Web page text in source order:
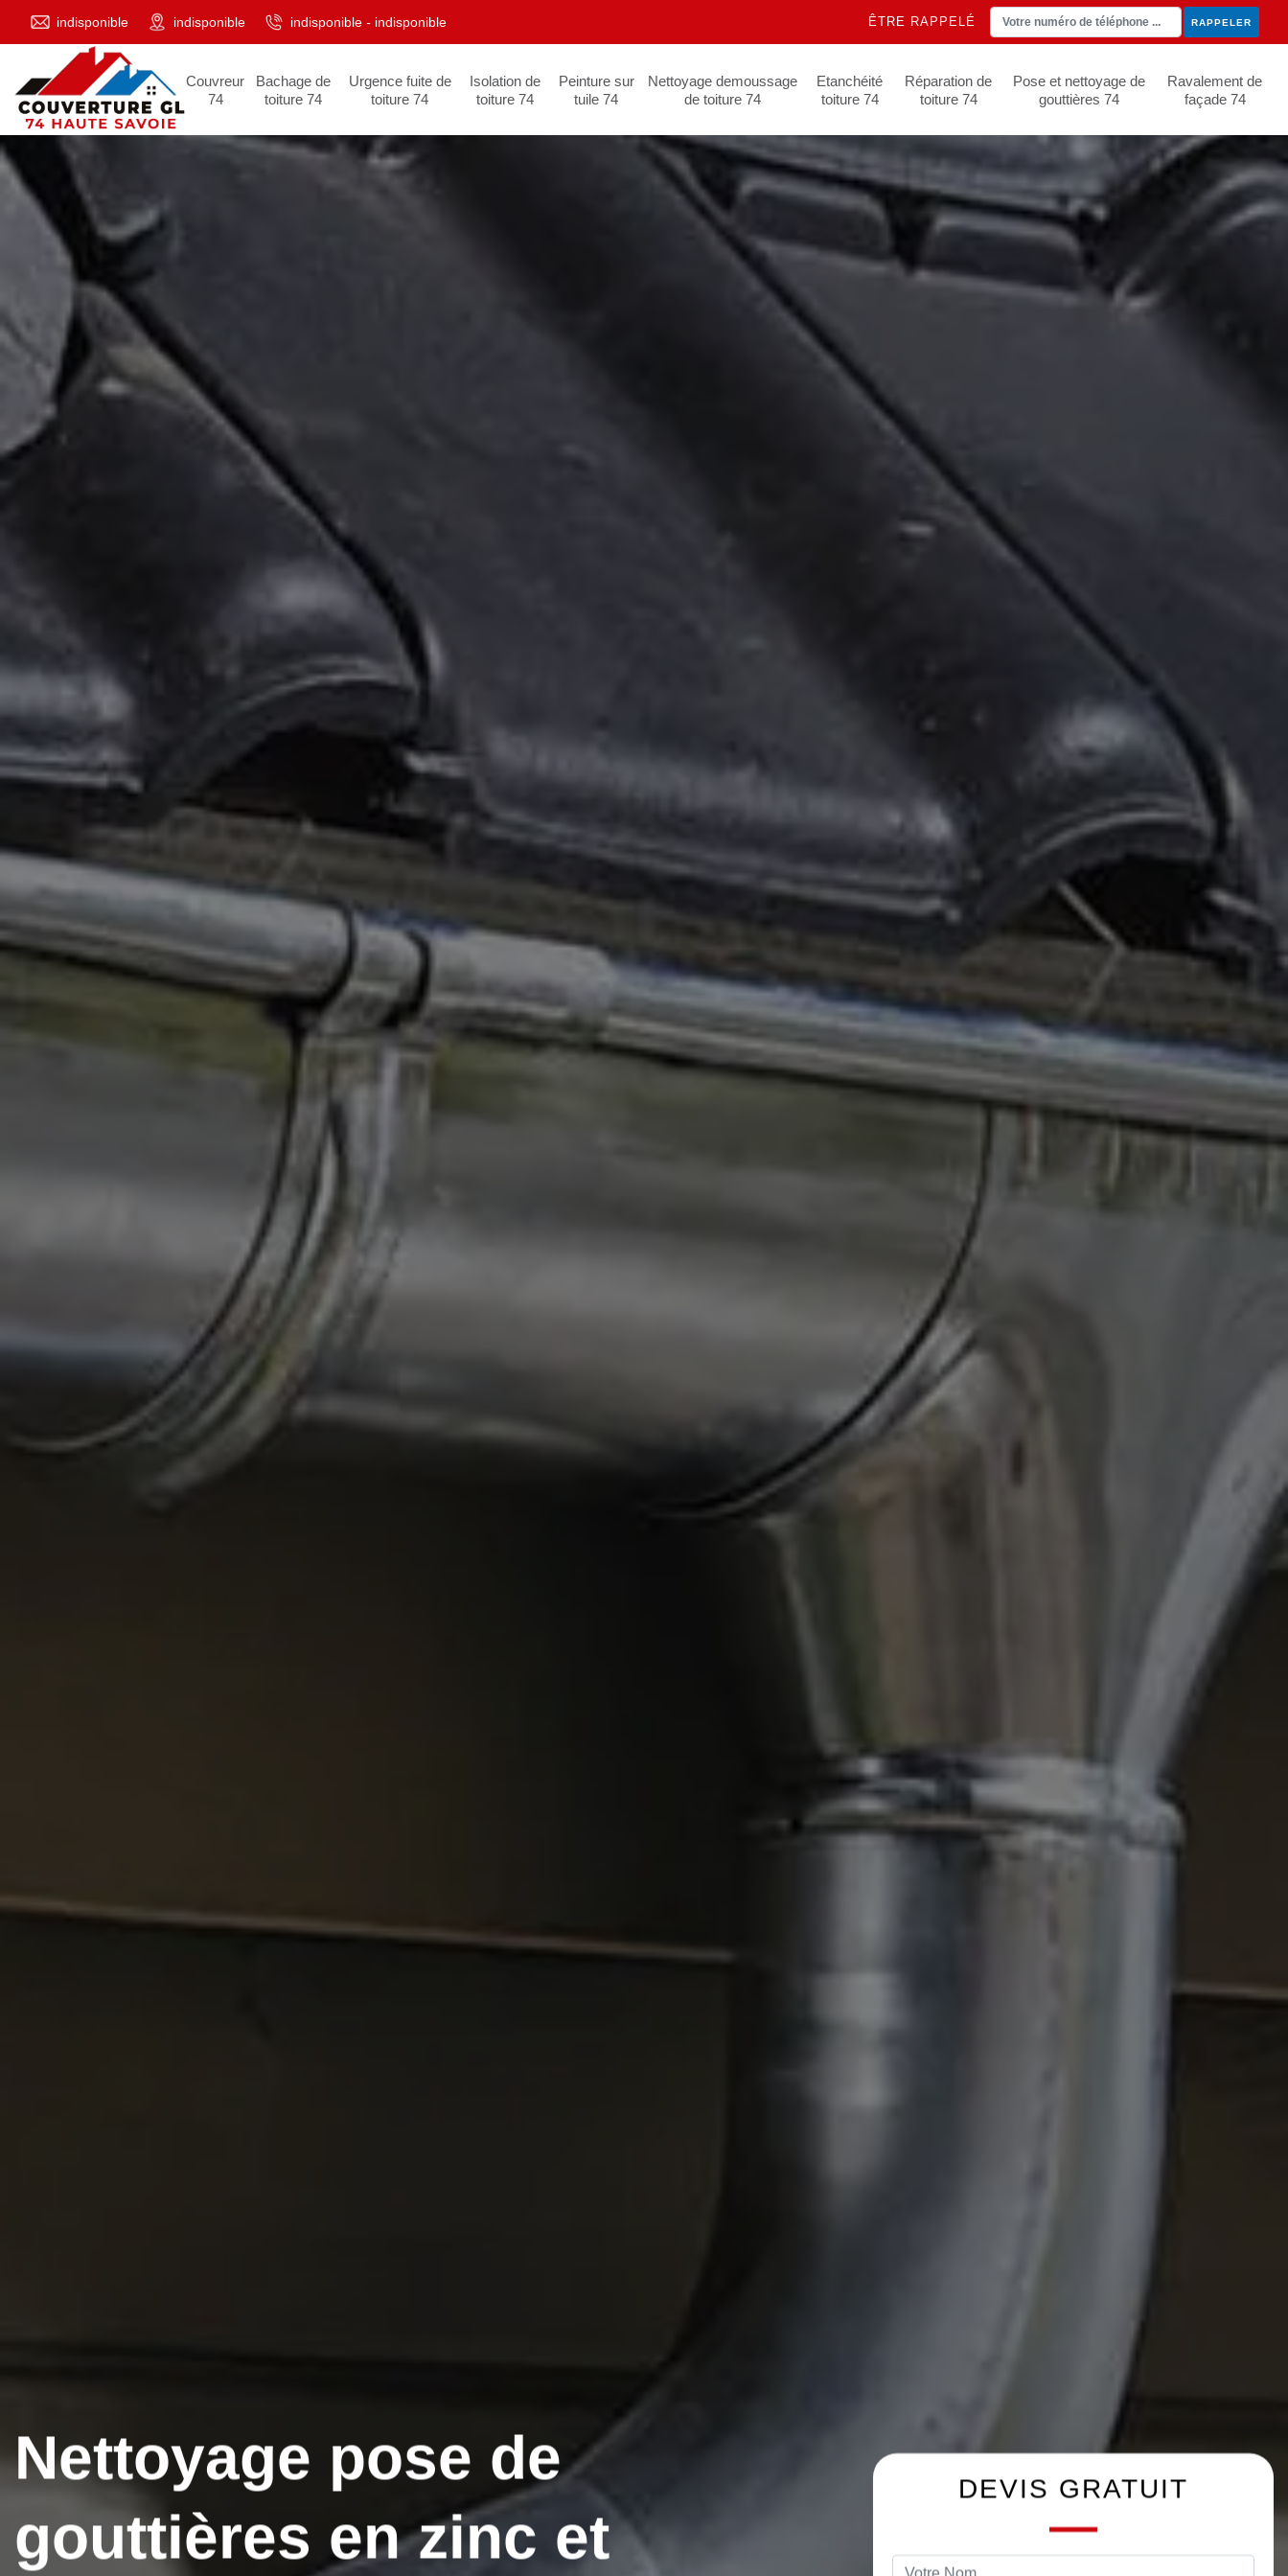
indisponible indisponible indisponible - indisponible ÊTRE RAPPELÉ
Couvreur
74
Bachage de
toiture 74
Urgence fuite de
toiture 74
Isolation de
toiture 74
Peinture sur
tuile 74
Nettoyage demoussage
de toiture 74
Etanchéité
toiture 74
Réparation de
toiture 74
Pose et nettoyage de
gouttières 74
Ravalement de
façade 74
Nettoyage pose de
gouttières en zinc et
DEVIS GRATUIT